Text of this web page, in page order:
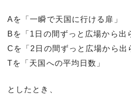
Aを「一瞬で天国に行ける扉」
Bを「1日の間ずっと広場から出
Cを「2日の間ずっと広場から出
Tを「天国への平均日数」
としたとき、